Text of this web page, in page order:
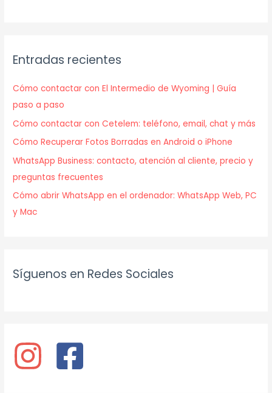
Entradas recientes
Cómo contactar con El Intermedio de Wyoming | Guía
paso a paso
Cómo contactar con Cetelem: teléfono, email, chat y más
Cómo Recuperar Fotos Borradas en Android o iPhone
WhatsApp Business: contacto, atención al cliente, precio y
preguntas frecuentes
Cómo abrir WhatsApp en el ordenador: WhatsApp Web, PC
y Mac
Síguenos en Redes Sociales